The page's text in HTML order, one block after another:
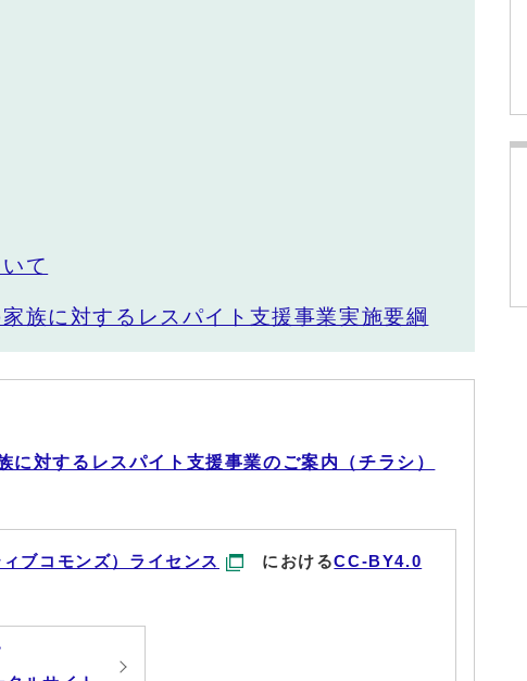
て
族に対するレスパイト支援事業実施要綱
に対するレスパイト支援事業のご案内（チラシ）
ブコモンズ）ライセンス におけるCC-BY4.0